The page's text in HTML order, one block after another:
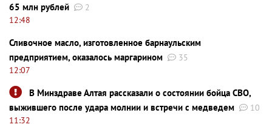
65 млн рублей
2
12:48
Сливочное масло, изготовленное барнаульским
предприятием, оказалось маргарином
35
12:07
В Минздраве Алтая рассказали о состоянии бойца СВО,
выжившего после удара молнии и встречи с медведем
10
11:32